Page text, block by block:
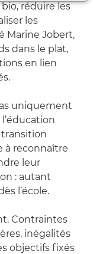
réduire les
les
Marine Jobert,
dans le plat,
en lien
uniquement
à reconnaître
leur
: autant
l’école.
Contraintes
inégalités
objectifs fixés